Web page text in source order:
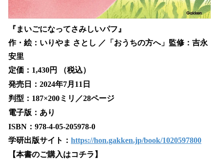
『まいごになってさみしいパフ』
作・絵：いりやま さとし ／「おうちの方へ」監修：吉永
安里
定価：1,430円 （税込）
発売日：2024年7月11日
判型：187×200ミリ／28ページ
電子版：あり
ISBN：978-4-05-205978-0
学研出版サイト： https://hon.gakken.jp/book/1020597800
【本書のご購入はコチラ】